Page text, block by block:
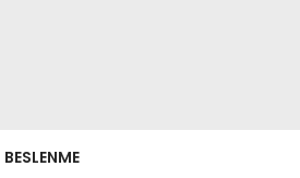
BESLENME